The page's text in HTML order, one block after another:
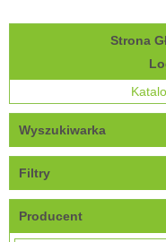
Strona
Wyszukiwarka
Filtry
Producent